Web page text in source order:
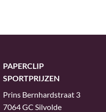
PAPERCLIP
SPORTPRIJZEN
Prins Bernhardstraat 3
7064 GC Silvolde